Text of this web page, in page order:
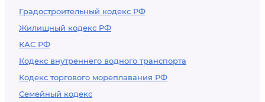
Градостроительный кодекс РФ
Жилищный кодекс РФ
КАС РФ
Кодекс внутреннего водного транспорта
Кодекс торгового мореплавания РФ
Семейный кодекс